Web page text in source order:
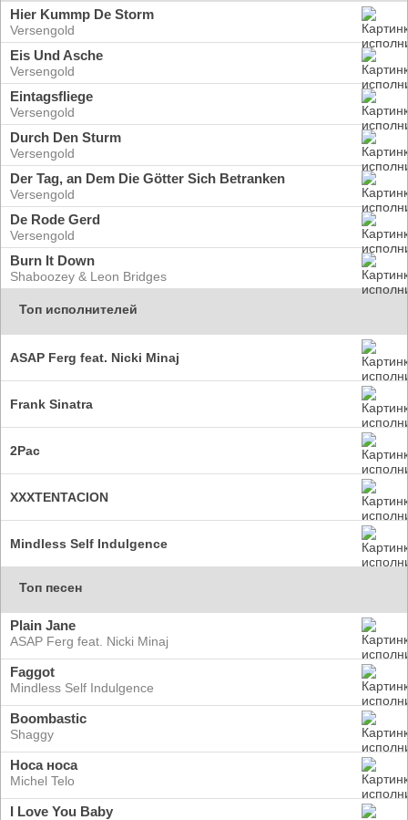
Hier Kummp De Storm
Versengold
Eis Und Asche
Versengold
Eintagsfliege
Versengold
Durch Den Sturm
Versengold
Der Tag, an Dem Die Götter Sich Betranken
Versengold
De Rode Gerd
Versengold
Burn It Down
Shaboozey & Leon Bridges
Топ исполнителей
ASAP Ferg feat. Nicki Minaj
Frank Sinatra
2Pac
XXXTENTACION
Mindless Self Indulgence
Топ песен
Plain Jane
ASAP Ferg feat. Nicki Minaj
Faggot
Mindless Self Indulgence
Boombastic
Shaggy
Носа носа
Michel Telo
I Love You Baby